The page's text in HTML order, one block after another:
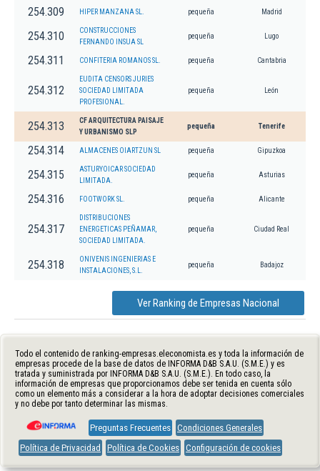
254.309 HIPER MANZANA SL. pequeña Madrid
254.310
CONSTRUCCIONES
FERNANDO INSUA SL
pequeña Lugo
254.311 CONFITERIA ROMANOS SL. pequeña Cantabria
254.312
EUDITA CENSORS JURIES
SOCIEDAD LIMITADA
PROFESIONAL.
pequeña León
254.313
CF ARQUITECTURA PAISAJE
Y URBANISMO SLP
pequeña Tenerife
254.314 ALMACENES OIARTZUN SL pequeña Gipuzkoa
254.315
ASTURYOICAR SOCIEDAD
LIMITADA.
pequeña Asturias
254.316 FOOTWORK SL. pequeña Alicante
254.317
DISTRIBUCIONES
ENERGETICAS PEÑAMAR,
SOCIEDAD LIMITADA.
pequeña Ciudad Real
254.318
ONIVENIS INGENIERIAS E
INSTALACIONES, S.L.
pequeña Badajoz
Ver Ranking de Empresas Nacional
Todo el contenido de ranking-empresas.eleconomista.es y toda la información de
empresas procede de la base de datos de INFORMA D&B S.A.U. (S.M.E.) y es
tratada y suministrada por INFORMA D&B S.A.U. (S.M.E.). En todo caso, la
información de empresas que proporcionamos debe ser tenida en cuenta sólo
como un elemento más a considerar a la hora de adoptar decisiones comerciales
y no debe por tanto determinar las mismas.
Preguntas Frecuentes Condiciones Generales
Política de Privacidad
Política de Cookies Configuración de cookies